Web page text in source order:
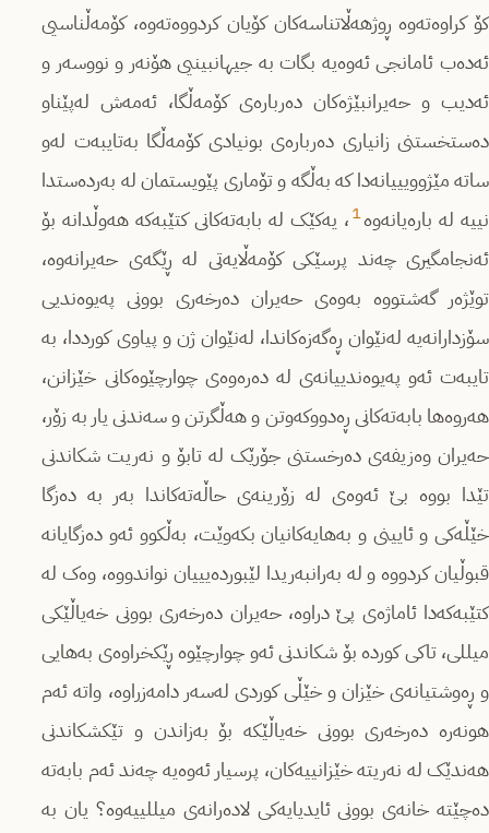
کۆ کراوەتەوە ڕوژهەڵاتناسەکان کۆیان کردووەتەوە، کۆمەڵناسیی
ئەدەب ئامانجى ئەوەیە بگات بە جیهانبینیی هۆنەر و نووسەر و
ئەدیب و حەیرانبێژەکان دەربارەى کۆمەڵگا، ئەمەش لەپێناو
دەستخستنى زانیارى دەربارەى بونیادى کۆمەڵگا بەتایبەت لەو
ساتە مێژوویییانەدا کە بەڵگە و تۆمارى پێویستمان لە بەردەستدا
نییە لە بارەیانەوە1، یەکێک لە بابەتەکانى کتێبەکە هەوڵدانە بۆ
ئەنجامگیرى چەند پرسێکى کۆمەڵایەتى لە ڕێگەى حەیرانەوە،
توێژەر گەشتووە بەوەى حەیران دەرخەرى بوونى پەیوەندیى
سۆزدارانەیە لەنێوان ڕەگەزەکاندا، لەنێوان ژن و پیاوى کورددا، بە
تایبەت ئەو پەیوەندییانەى لە دەرەوەى چوارچێوەکانى خێزانن،
هەروەها بابەتەکانى ڕەدووکەوتن و هەڵگرتن و سەندنى یار بە زۆر،
حەیران وەزیفەى دەرخستنى جۆرێک لە تابۆ و نەریت شکاندنى
تێدا بووە بێ ئەوەى لە زۆرینەى حاڵەتەکاندا بەر بە دەزگا
خێڵەکى و ئایینى و بەهایەکانیان بکەوێت، بەڵکوو ئەو دەزگایانە
قبوڵیان کردووە و لە بەرانبەریدا لێبوردەیییان نواندووە، وەک لە
کتێبەکەدا ئاماژەى پێ دراوە، حەیران دەرخەرى بوونى خەیاڵێکى
میللی، تاکى کوردە بۆ شکاندنى ئەو چوارچێوە ڕێکخراوەی بەهایى
و ڕەوشتیانەى خێزان و خێڵى کوردى لەسەر دامەزراوە، واتە ئەم
هونەرە دەرخەرى بوونى خەیاڵێکە بۆ بەزاندن و تێکشکاندنى
هەندێک لە نەریتە خێزانییەکان، پرسیار ئەوەیە چەند ئەم بابەتە
دەچێتە خانەى بوونى ئایدیایەکى لادەرانەى میللییەوە؟ یان بە